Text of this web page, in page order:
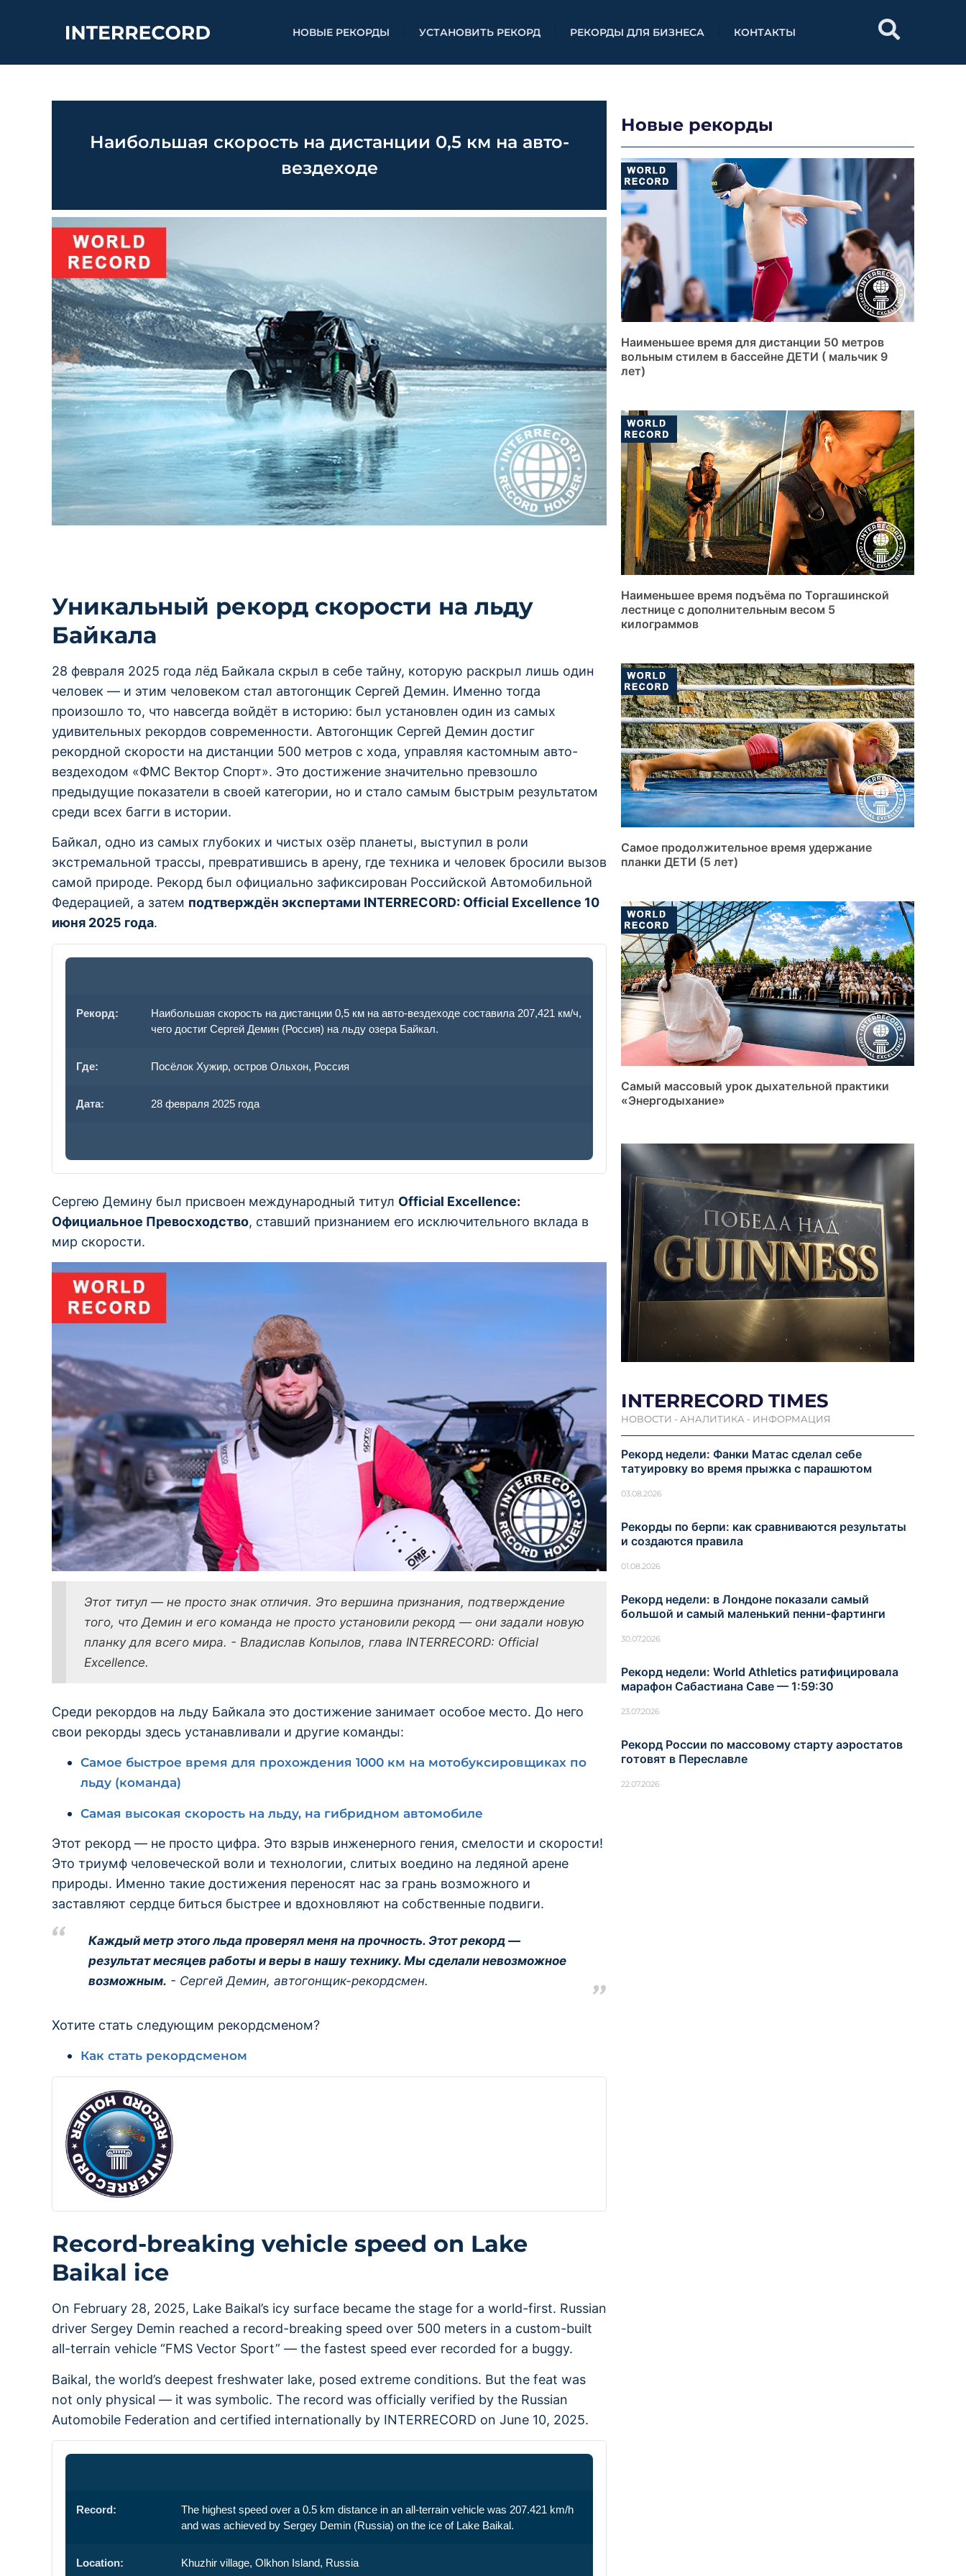
НОВЫЕ РЕКОРДЫ УСТАНОВИТЬ РЕКОРД РЕКОРДЫ ДЛЯ БИЗНЕСА КОНТАКТЫ
Наибольшая скорость на дистанции 0,5 км на авто-
вездеходе
Уникальный рекорд скорости на льду
Байкала
28 февраля 2025 года лёд Байкала скрыл в себе тайну, которую раскрыл лишь один
человек — и этим человеком стал автогонщик Сергей Демин. Именно тогда
произошло то, что навсегда войдёт в историю: был установлен один из самых
удивительных рекордов современности. Автогонщик Сергей Демин достиг
рекордной скорости на дистанции 500 метров с хода, управляя кастомным авто-
вездеходом «ФМС Вектор Спорт». Это достижение значительно превзошло
предыдущие показатели в своей категории, но и стало самым быстрым результатом
среди всех багги в истории.
Байкал, одно из самых глубоких и чистых озёр планеты, выступил в роли
экстремальной трассы, превратившись в арену, где техника и человек бросили вызов
самой природе. Рекорд был официально зафиксирован Российской Автомобильной
Федерацией, а затем подтверждён экспертами INTERRECORD: Official Excellence 10
июня 2025 года.
Рекорд:
Наибольшая скорость на дистанции 0,5 км на авто-вездеходе составила 207,421 км/ч,
чего достиг Сергей Демин (Россия) на льду озера Байкал.
Где: Посёлок Хужир, остров Ольхон, Россия
Дата: 28 февраля 2025 года
Сергею Демину был присвоен международный титул Official Excellence:
Официальное Превосходство, ставший признанием его исключительного вклада в
мир скорости.
Этот титул — не просто знак отличия. Это вершина признания, подтверждение
того, что Демин и его команда не просто установили рекорд — они задали новую
планку для всего мира. - Владислав Копылов, глава INTERRECORD: Official
Excellence.
Среди рекордов на льду Байкала это достижение занимает особое место. До него
свои рекорды здесь устанавливали и другие команды:
Самое быстрое время для прохождения 1000 км на мотобуксировщиках по
льду (команда)
Самая высокая скорость на льду, на гибридном автомобиле
Этот рекорд — не просто цифра. Это взрыв инженерного гения, смелости и скорости!
Это триумф человеческой воли и технологии, слитых воедино на ледяной арене
природы. Именно такие достижения переносят нас за грань возможного и
заставляют сердце биться быстрее и вдохновляют на собственные подвиги.
Каждый метр этого льда проверял меня на прочность. Этот рекорд —
результат месяцев работы и веры в нашу технику. Мы сделали невозможное
возможным. - Сергей Демин, автогонщик-рекордсмен.
Хотите стать следующим рекордсменом?
Как стать рекордсменом
Record-breaking vehicle speed on Lake
Baikal ice
On February 28, 2025, Lake Baikal’s icy surface became the stage for a world-first. Russian
driver Sergey Demin reached a record-breaking speed over 500 meters in a custom-built
all-terrain vehicle “FMS Vector Sport” — the fastest speed ever recorded for a buggy.
Baikal, the world’s deepest freshwater lake, posed extreme conditions. But the feat was
not only physical — it was symbolic. The record was officially verified by the Russian
Automobile Federation and certified internationally by INTERRECORD on June 10, 2025.
Record:
The highest speed over a 0.5 km distance in an all-terrain vehicle was 207.421 km/h
and was achieved by Sergey Demin (Russia) on the ice of Lake Baikal.
Location: Khuzhir village, Olkhon Island, Russia
Новые рекорды
Наименьшее время для дистанции 50 метров
вольным стилем в бассейне ДЕТИ ( мальчик 9
лет)
Наименьшее время подъёма по Торгашинской
лестнице с дополнительным весом 5
килограммов
Самое продолжительное время удержание
планки ДЕТИ (5 лет)
Самый массовый урок дыхательной практики
«Энергодыхание»
INTERRECORD TIMES
НОВОСТИ - АНАЛИТИКА - ИНФОРМАЦИЯ
Рекорд недели: Фанки Матас сделал себе
татуировку во время прыжка с парашютом
03.08.2026
Рекорды по берпи: как сравниваются результаты
и создаются правила
01.08.2026
Рекорд недели: в Лондоне показали самый
большой и самый маленький пенни-фартинги
30.07.2026
Рекорд недели: World Athletics ратифицировала
марафон Сабастиана Саве — 1:59:30
23.07.2026
Рекорд России по массовому старту аэростатов
готовят в Переславле
22.07.2026